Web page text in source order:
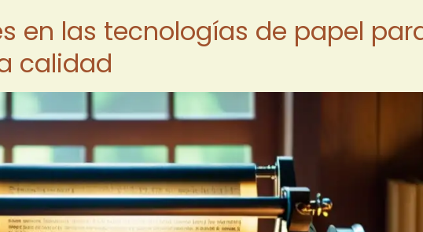
en las tecnologías de papel
calidad